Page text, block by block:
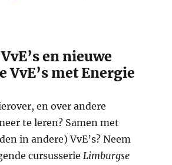
en nieuwe
VvE’s met Energie
en over andere
te leren? Samen met
in andere) VvE’s? Neem
cursusserie Limburgse